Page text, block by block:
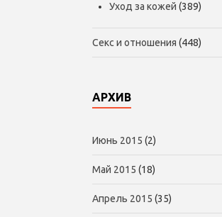
Уход за кожей (389)
Секс и отношения (448)
АРХИВ
Июнь 2015 (2)
Май 2015 (18)
Апрель 2015 (35)